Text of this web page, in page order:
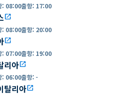
: 08:00출항: 17:00
open_in_new
: 08:00출항: 20:00
open_in_new
: 07:00출항: 19:00
리아open_in_new
: 06:00출항: -
탈리아open_in_new